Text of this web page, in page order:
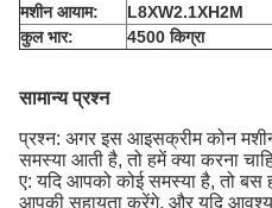
मशीन आयाम:
L8XW2.1XH2M
कुल भार:
4500 किग्रा
सामान्य प्रश्न
प्रश्न: अगर इस आइसक्रीम कोन
समस्या आती है, तो हमें क्या करना
ए: यदि आपको कोई समस्या है, तो
आपकी सहायता करेंगे, और यदि